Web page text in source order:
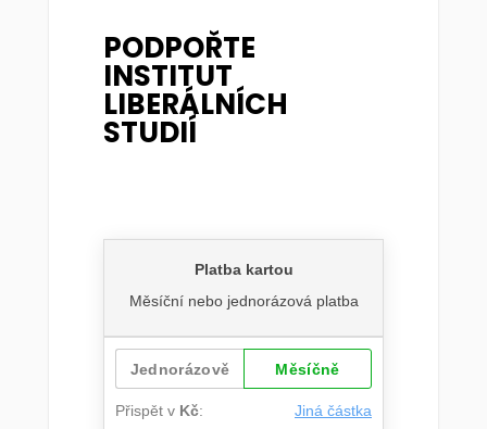
PODPOŘTE
INSTITUT
LIBERÁLNÍCH
STUDIÍ